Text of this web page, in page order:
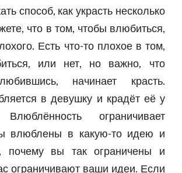
способ, как украсть несколько
что в том, чтобы влюбиться,
Есть что-то плохое в том,
или нет, но важно, что
начинает красть.
в девушку и крадёт её у
Влюблённость ограничивает
влюблены в какую-то идею и
почему вы так ограничены и
ограничивают ваши идеи. Если